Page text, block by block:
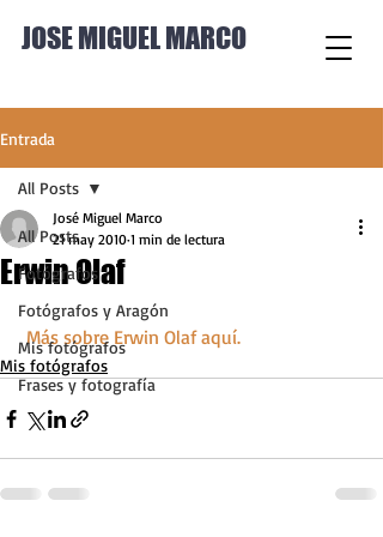
JOSE MIGUEL MARCO
Entrada
All Posts
Fotógrafos
Fotógrafos y Aragón
Mis fotógrafos
Frases y fotografía
All Posts
Erwin Olaf
José Miguel Marco
21 may 2010 1 min de lectura
Más sobre Erwin Olaf aquí.
Mis fotógrafos